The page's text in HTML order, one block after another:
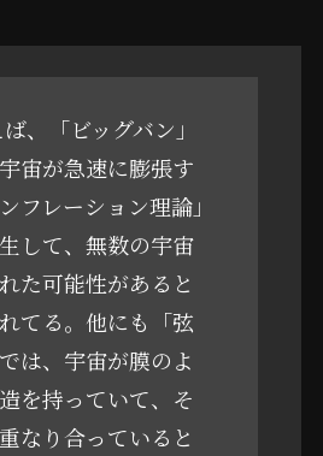
、「ビッグバン」
宙が急速に膨張す
フレーション理論」
して、無数の宇宙
た可能性があると
てる。他にも「弦
は、宇宙が膜のよ
を持っていて、そ
なり合っていると